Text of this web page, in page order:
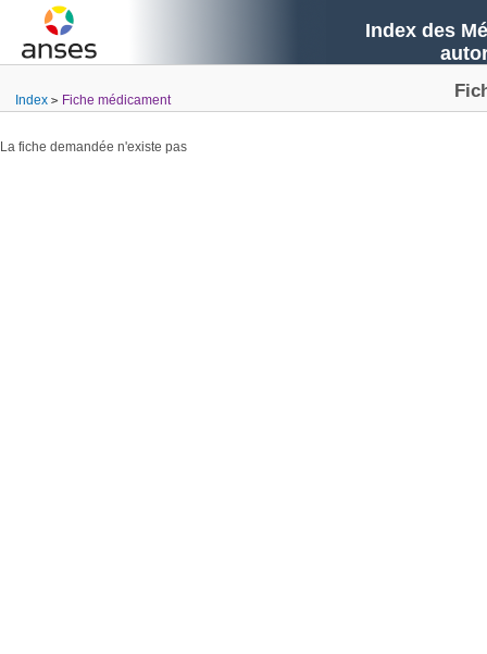
Index des
Index Fiche médicament
La fiche demandée n'existe pas